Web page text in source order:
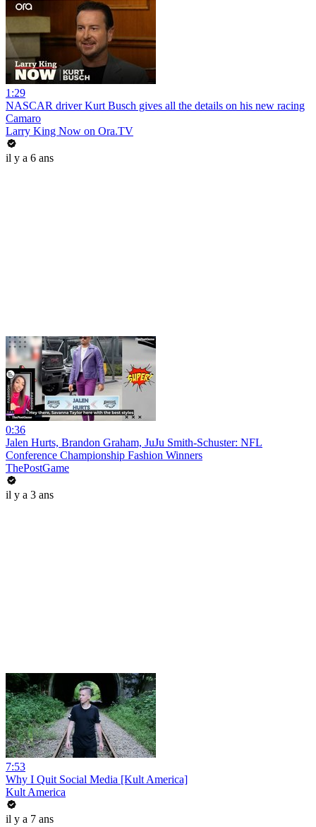
1:29
NASCAR driver Kurt Busch gives all the details on his new racing
Camaro
Larry King Now on Ora.TV
il y a 6 ans
0:36
Jalen Hurts, Brandon Graham, JuJu Smith-Schuster: NFL
Conference Championship Fashion Winners
ThePostGame
il y a 3 ans
7:53
Why I Quit Social Media [Kult America]
Kult America
il y a 7 ans